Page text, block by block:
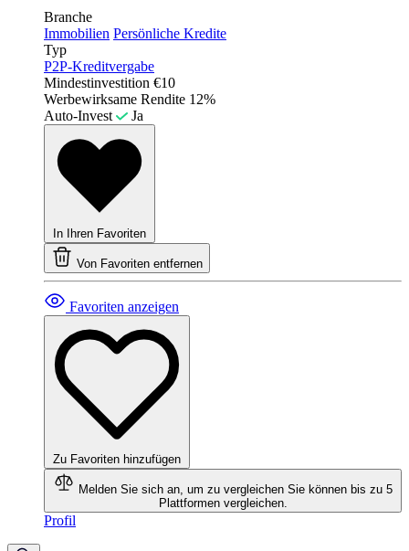
Branche
Immobilien Persönliche Kredite
Typ
P2P-Kreditvergabe
Mindestinvestition €10
Werbewirksame Rendite 12%
Auto-Invest
Ja
In Ihren Favoriten
Von Favoriten entfernen
Favoriten anzeigen
Zu Favoriten hinzufügen
Melden Sie sich an, um zu vergleichen Sie können bis zu 5
Plattformen vergleichen.
Profil